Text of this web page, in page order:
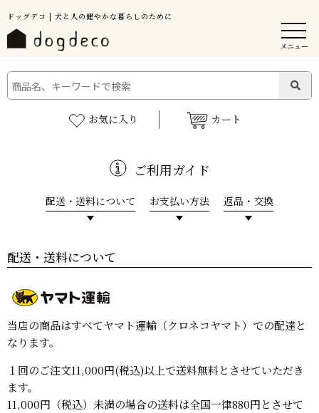
ドッグデコ | 犬と人の健やかな暮らしのために
メニュー
お気に入り カート
ご利用ガイド
配送・送料について お支払い方法 返品・交換
配送・送料について
当店の商品はすべてヤマト運輸（クロネコヤマト）での配達と
なります。
１回のご注文11,000円(税込)以上で送料無料とさせていただき
ます。
11,000円（税込）未満の場合の送料は全国一律880円とさせて